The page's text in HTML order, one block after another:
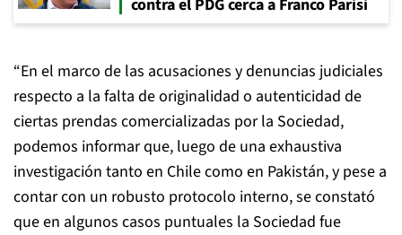
contra el PDG cerca a Franco Parisi
“En el marco de las acusaciones y denuncias judiciales
respecto a la falta de originalidad o autenticidad de
ciertas prendas comercializadas por la Sociedad,
podemos informar que, luego de una exhaustiva
investigación tanto en Chile como en Pakistán, y pese a
contar con un robusto protocolo interno, se constató
que en algunos casos puntuales la Sociedad fue